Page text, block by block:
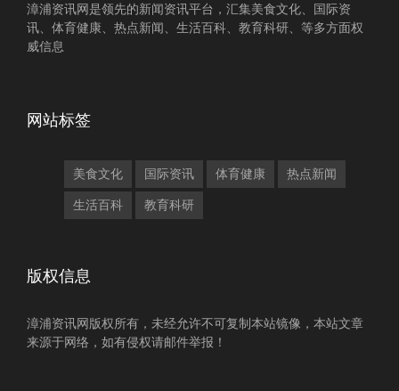
漳浦资讯网是领先的新闻资讯平台，汇集美食文化、国际资
讯、体育健康、热点新闻、生活百科、教育科研、等多方面权
威信息
网站标签
美食文化 国际资讯 体育健康 热点新闻
生活百科 教育科研
版权信息
漳浦资讯网版权所有，未经允许不可复制本站镜像，本站文章
来源于网络，如有侵权请邮件举报！